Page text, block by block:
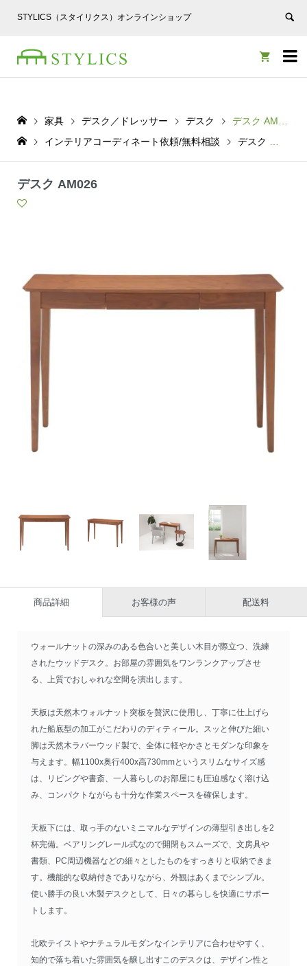
STYLICS（スタイリクス）オンラインショップ


家具 デスク／ドレッサー デスク
デスク AM026
インテリアコーディネート依頼/無料相談
デスク
デスク AM026
商品詳細 お客様の声 配送料
ウォールナットの深みのある色合いと美しい木目が際立つ、洗練
されたウッドデスク。お部屋の雰囲気をワンランクアップさせ
る、上質でおしゃれな空間を演出します。
天板は天然木ウォルナット突板を贅沢に使用し、丁寧に仕上げら
れた船底型の加工がこだわりのディティール。スッと伸びた細い
脚は天然木ラバーウッド製で、全体に軽やかさとモダンな印象を
与えます。幅1100x奥行400x高730mmというスリムなサイズ感
は、リビングや書斎、一人暮らしのお部屋にも圧迫感なく溶け込
み、コンパクトながらも十分な作業スペースを確保します。
天板下には、取っ手のないミニマルなデザインの薄型引き出しを2
杯完備。ベアリングレール式なので開閉もスムーズで、文房具や
書類、PC周辺機器などの細々としたものをすっきりと収納できま
す。機能的な収納付きでありながら、外観はあくまでシンプル。
使い勝手の良い木製デスクとして、日々の暮らしを快適にサポー
トします。
北欧テイストやナチュラルモダンなインテリアに合わせやすく、
知的で落ち着いた雰囲気を醸し出すこのデスクは、デザイン性と